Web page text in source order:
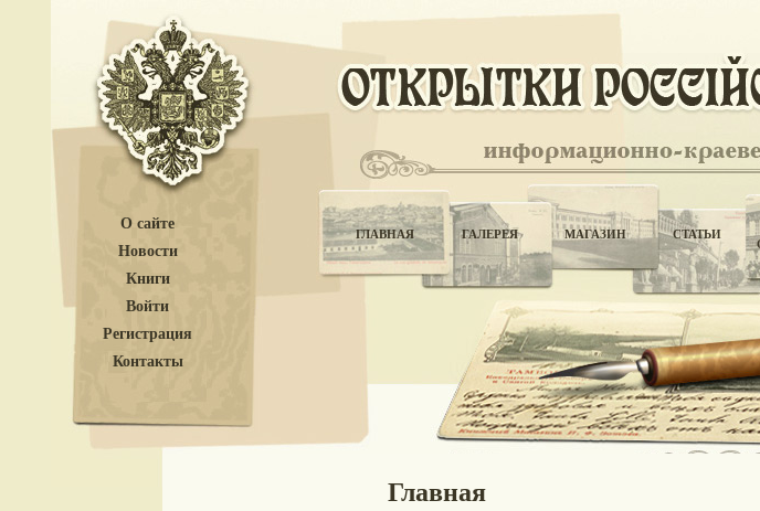
О сайте
Новости
Книги
Войти
Регистрация
Контакты
ГЛАВНАЯ ГАЛЕРЕЯ МАГАЗИН СТАТЬИ
Главная